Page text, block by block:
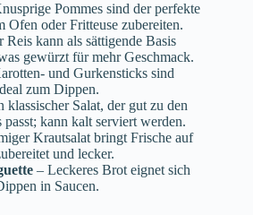
Pommes sind der perfekte
Ofen oder Fritteuse zubereiten.
Reis kann als sättigende Basis
gewürzt für mehr Geschmack.
und Gurkensticks sind
zum Dippen.
klassischer Salat, der gut zu den
kann kalt serviert werden.
Krautsalat bringt Frische auf
und lecker.
– Leckeres Brot eignet sich
in Saucen.